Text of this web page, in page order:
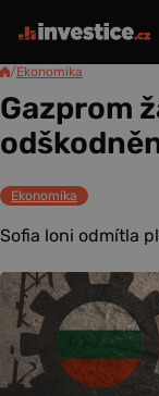
/Ekonomika
Gazprom
Ekonomika
Sofia loni odmítla